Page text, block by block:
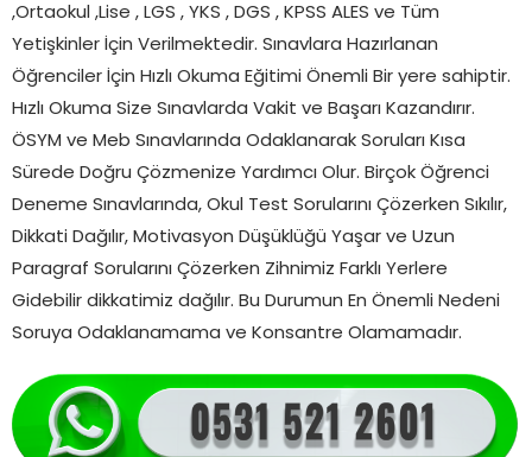
,Ortaokul ,Lise , LGS , YKS , DGS , KPSS ALES ve Tüm
Yetişkinler İçin Verilmektedir. Sınavlara Hazırlanan
Öğrenciler İçin Hızlı Okuma Eğitimi Önemli Bir yere sahiptir.
Hızlı Okuma Size Sınavlarda Vakit ve Başarı Kazandırır.
ÖSYM ve Meb Sınavlarında Odaklanarak Soruları Kısa
Sürede Doğru Çözmenize Yardımcı Olur. Birçok Öğrenci
Deneme Sınavlarında, Okul Test Sorularını Çözerken Sıkılır,
Dikkati Dağılır, Motivasyon Düşüklüğü Yaşar ve Uzun
Paragraf Sorularını Çözerken Zihnimiz Farklı Yerlere
Gidebilir dikkatimiz dağılır. Bu Durumun En Önemli Nedeni
Soruya Odaklanamama ve Konsantre Olamamadır.